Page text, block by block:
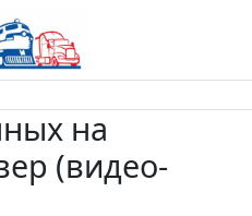
на
(видео-